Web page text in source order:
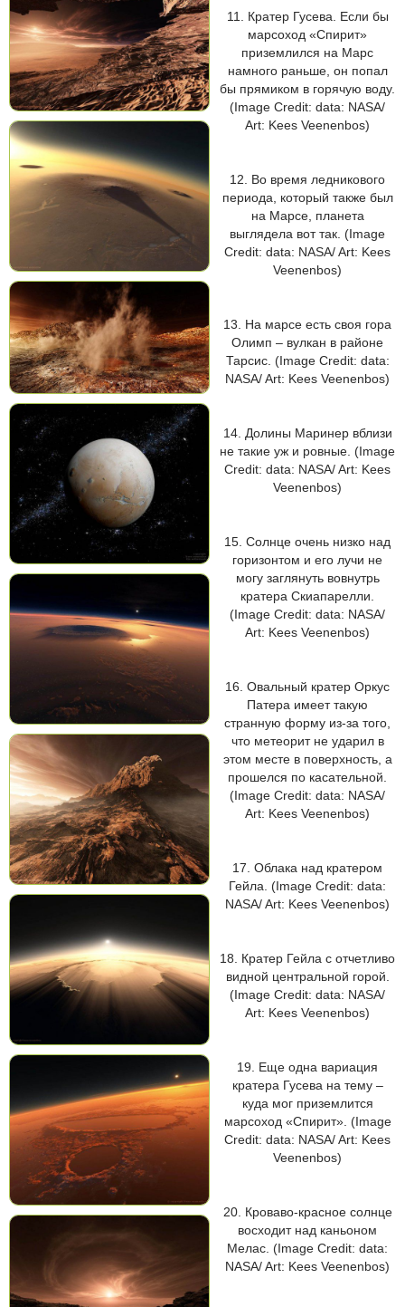
11. Кратер Гусева. Если бы
марсоход «Спирит»
приземлился на Марс
намного раньше, он попал
бы прямиком в горячую воду.
(Image Credit: data: NASA/
Art: Kees Veenenbos)
12. Во время ледникового
периода, который также был
на Марсе, планета
выглядела вот так. (Image
Credit: data: NASA/ Art: Kees
Veenenbos)
13. На марсе есть своя гора
Олимп – вулкан в районе
Тарсис. (Image Credit: data:
NASA/ Art: Kees Veenenbos)
14. Долины Маринер вблизи
не такие уж и ровные. (Image
Credit: data: NASA/ Art: Kees
Veenenbos)
15. Солнце очень низко над
горизонтом и его лучи не
могу заглянуть вовнутрь
кратера Скиапарелли.
(Image Credit: data: NASA/
Art: Kees Veenenbos)
16. Овальный кратер Оркус
Патера имеет такую
странную форму из-за того,
что метеорит не ударил в
этом месте в поверхность, а
прошелся по касательной.
(Image Credit: data: NASA/
Art: Kees Veenenbos)
17. Облака над кратером
Гейла. (Image Credit: data:
NASA/ Art: Kees Veenenbos)
18. Кратер Гейла с отчетливо
видной центральной горой.
(Image Credit: data: NASA/
Art: Kees Veenenbos)
19. Еще одна вариация
кратера Гусева на тему –
куда мог приземлится
марсоход «Спирит». (Image
Credit: data: NASA/ Art: Kees
Veenenbos)
20. Кроваво-красное солнце
восходит над каньоном
Мелас. (Image Credit: data:
NASA/ Art: Kees Veenenbos)